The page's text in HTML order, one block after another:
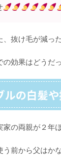
、抜け毛が減っ
の効果はどうだ
ルの白髪
家の両親が２年
う前から父はか